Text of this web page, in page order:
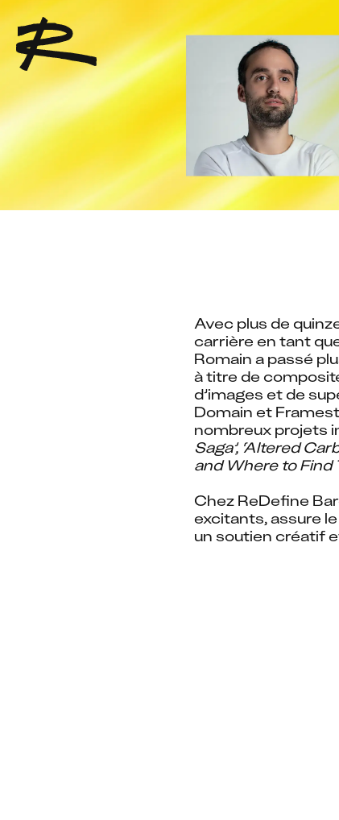
Avec plus de
carrière en tant
Romain a passé
à titre de
d’images et de
Domain et
nombreux projets
Saga’, ‘Altered
and Where to Find
Chez ReDefine
excitants, assure
un soutien créatif